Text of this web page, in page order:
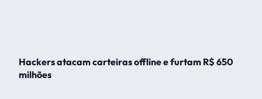
Hackers atacam carteiras offline e furtam R$ 650
milhões